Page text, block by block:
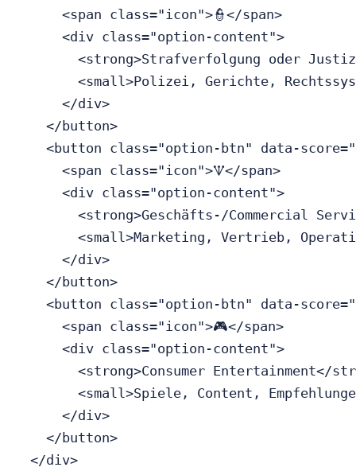
      <span class="icon">👮</span>
      <div class="option-content">
<strong>Strafverfolgung oder
<small>Polizei, Gerichte,
      </div>
    </button>
<button class="option-btn" data-
      <span class="icon">🝢</span>
      <div class="option-content">
<strong>Geschäfts-/Commercial
<small>Marketing, Vertrieb,
      </div>
    </button>
<button class="option-btn" data-
      <span class="icon">🎮</span>
      <div class="option-content">
<strong>Consumer Entertainment</
<small>Spiele, Content,
      </div>
    </button>
  </div>